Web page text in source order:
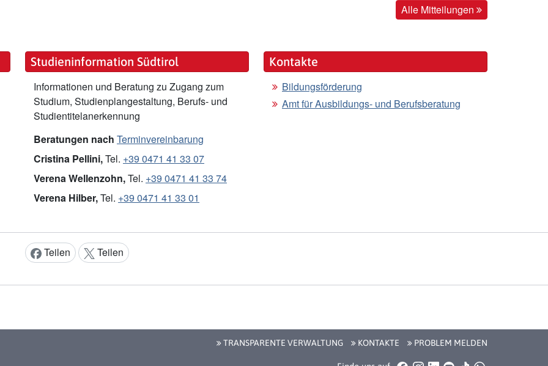
Alle Mitteilungen
Studieninformation Südtirol
Informationen und Beratung zu Zugang zum
Studium, Studienplangestaltung, Berufs- und
Studientitelanerkennung
Beratungen nach Terminvereinbarung
Cristina Pellini,Tel. +39 0471 41 33 07
Verena Wellenzohn,Tel. +39 0471 41 33 74
Verena Hilber,Tel. +39 0471 41 33 01
Kontakte
Bildungsförderung
Amt für Ausbildungs- und Berufsberatung
Inhalt teilen:
Teilen Teilen
TRANSPARENTE VERWALTUNG KONTAKTE PROBLEM MELDEN